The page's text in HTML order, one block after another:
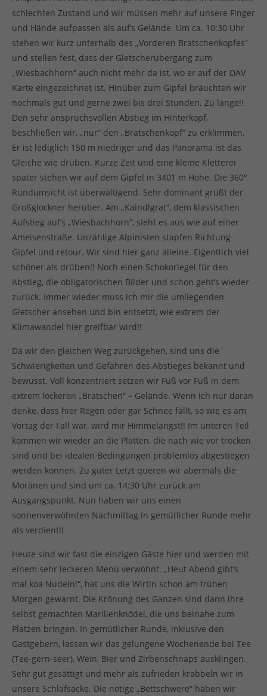
schlechten Zustand und wir müssen mehr auf unsere Finger
und Hände aufpassen als auf’s Gelände. Um ca. 10:30 Uhr
stehen wir kurz unterhalb des „Vorderen Bratschenkopfes“
und stellen fest, dass der Gletscherübergang zum
„Wiesbachhorn“ auch nicht mehr da ist, wo er auf der DAV
Karte eingezeichnet ist. Hinüber zum Gipfel bräuchten wir
nochmals gut und gerne zwei bis drei Stunden. Zu lange!!
Den sehr anspruchsvollen Abstieg im Hinterkopf,
beschließen wir, „nur“ den „Bratschenkopf“ zu erklimmen.
Er ist lediglich 150 m niedriger und das Panorama ist das
Gleiche wie drüben. Kurze Zeit und eine kleine Kletterei
später stehen wir auf dem Gipfel in 3401 m Höhe. Die 360°
Rundumsicht ist überwältigend. Sehr dominant grüßt der
Großglockner herüber. Am „Kaindlgrat“, dem klassischen
Aufstieg auf’s „Wiesbachhorn“, sieht es aus wie auf einer
Ameisenstraße. Unzählige Alpinisten stapfen Richtung
Gipfel und retour. Wir sind hier ganz alleine. Eigentlich viel
schöner als drüben!! Noch einen Schokoriegel für den
Abstieg, die obligatorischen Bilder und schon geht’s wieder
zurück. Immer wieder muss ich mir die umliegenden
Gletscher ansehen und bin entsetzt, wie extrem der
Klimawandel hier greifbar wird!!
Da wir den gleichen Weg zurückgehen, sind uns die
Schwierigkeiten und Gefahren des Abstieges bekannt und
bewusst. Voll konzentriert setzen wir Fuß vor Fuß in dem
extrem lockeren „Bratschen“ – Gelände. Wenn ich nur daran
denke, dass hier Regen oder gar Schnee fällt, so wie es am
Vortag der Fall war, wird mir Himmelangst!! Im unteren Teil
kommen wir wieder an die Platten, die nach wie vor trocken
sind und bei idealen Bedingungen problemlos abgestiegen
werden können. Zu guter Letzt queren wir abermals die
Moränen und sind um ca. 14:30 Uhr zurück am
Ausgangspunkt. Nun haben wir uns einen
sonnenverwöhnten Nachmittag in gemütlicher Runde mehr
als verdient!!
Heute sind wir fast die einzigen Gäste hier und werden mit
einem sehr leckeren Menü verwöhnt. „Heut Abend gibt’s
mal koa Nudeln!“, hat uns die Wirtin schon am frühen
Morgen gewarnt. Die Krönung des Ganzen sind dann ihre
selbst gemachten Marillenknödel, die uns beinahe zum
Platzen bringen. In gemütlicher Runde, inklusive den
Gastgebern, lassen wir das gelungene Wochenende bei Tee
(Tee-gern-seer), Wein, Bier und Zirbenschnaps ausklingen.
Sehr gut gesättigt und mehr als zufrieden krabbeln wir in
unsere Schlafsäcke. Die nötige „Bettschwere“ haben wir